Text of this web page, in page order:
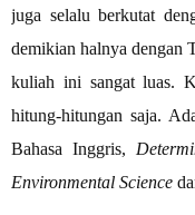
juga selalu berkutat
demikian halnya dengan
kuliah ini sangat luas.
hitung-hitungan saja.
Bahasa Inggris,
Environmental Science